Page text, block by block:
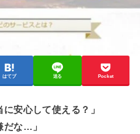
はてブ 送る Pocket
安心して使える？」
だな…」